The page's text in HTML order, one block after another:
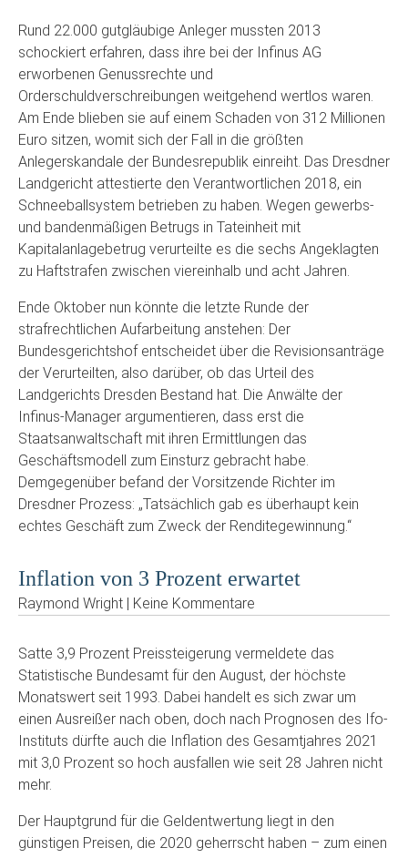
Rund 22.000 gutgläubige Anleger mussten 2013
schockiert erfahren, dass ihre bei der Infinus AG
erworbenen Genussrechte und
Orderschuldverschreibungen weitgehend wertlos waren.
Am Ende blieben sie auf einem Schaden von 312 Millionen
Euro sitzen, womit sich der Fall in die größten
Anlegerskandale der Bundesrepublik einreiht. Das Dresdner
Landgericht attestierte den Verantwortlichen 2018, ein
Schneeballsystem betrieben zu haben. Wegen gewerbs-
und bandenmäßigen Betrugs in Tateinheit mit
Kapitalanlagebetrug verurteilte es die sechs Angeklagten
zu Haftstrafen zwischen viereinhalb und acht Jahren.
Ende Oktober nun könnte die letzte Runde der
strafrechtlichen Aufarbeitung anstehen: Der
Bundesgerichtshof entscheidet über die Revisionsanträge
der Verurteilten, also darüber, ob das Urteil des
Landgerichts Dresden Bestand hat. Die Anwälte der
Infinus-Manager argumentieren, dass erst die
Staatsanwaltschaft mit ihren Ermittlungen das
Geschäftsmodell zum Einsturz gebracht habe.
Demgegenüber befand der Vorsitzende Richter im
Dresdner Prozess: „Tatsächlich gab es überhaupt kein
echtes Geschäft zum Zweck der Renditegewinnung.“
Inflation von 3 Prozent erwartet
Raymond Wright | Keine Kommentare
Satte 3,9 Prozent Preissteigerung vermeldete das
Statistische Bundesamt für den August, der höchste
Monatswert seit 1993. Dabei handelt es sich zwar um
einen Ausreißer nach oben, doch nach Prognosen des Ifo-
Instituts dürfte auch die Inflation des Gesamtjahres 2021
mit 3,0 Prozent so hoch ausfallen wie seit 28 Jahren nicht
mehr.
Der Hauptgrund für die Geldentwertung liegt in den
günstigen Preisen, die 2020 geherrscht haben – zum einen